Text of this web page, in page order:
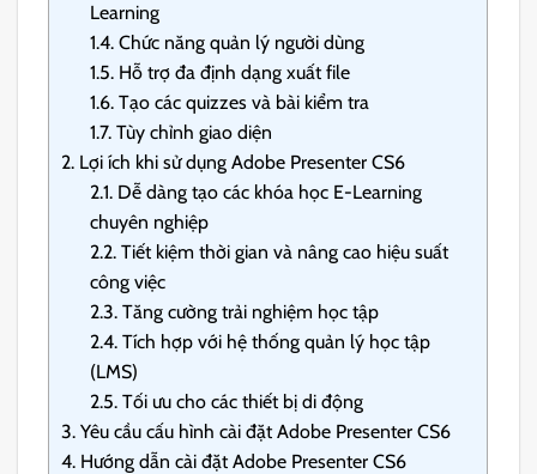
Learning
1.4. Chức năng quản lý người dùng
1.5. Hỗ trợ đa định dạng xuất file
1.6. Tạo các quizzes và bài kiểm tra
1.7. Tùy chỉnh giao diện
2. Lợi ích khi sử dụng Adobe Presenter CS6
2.1. Dễ dàng tạo các khóa học E-Learning
chuyên nghiệp
2.2. Tiết kiệm thời gian và nâng cao hiệu suất
công việc
2.3. Tăng cường trải nghiệm học tập
2.4. Tích hợp với hệ thống quản lý học tập
(LMS)
2.5. Tối ưu cho các thiết bị di động
3. Yêu cầu cấu hình cài đặt Adobe Presenter CS6
4. Hướng dẫn cài đặt Adobe Presenter CS6